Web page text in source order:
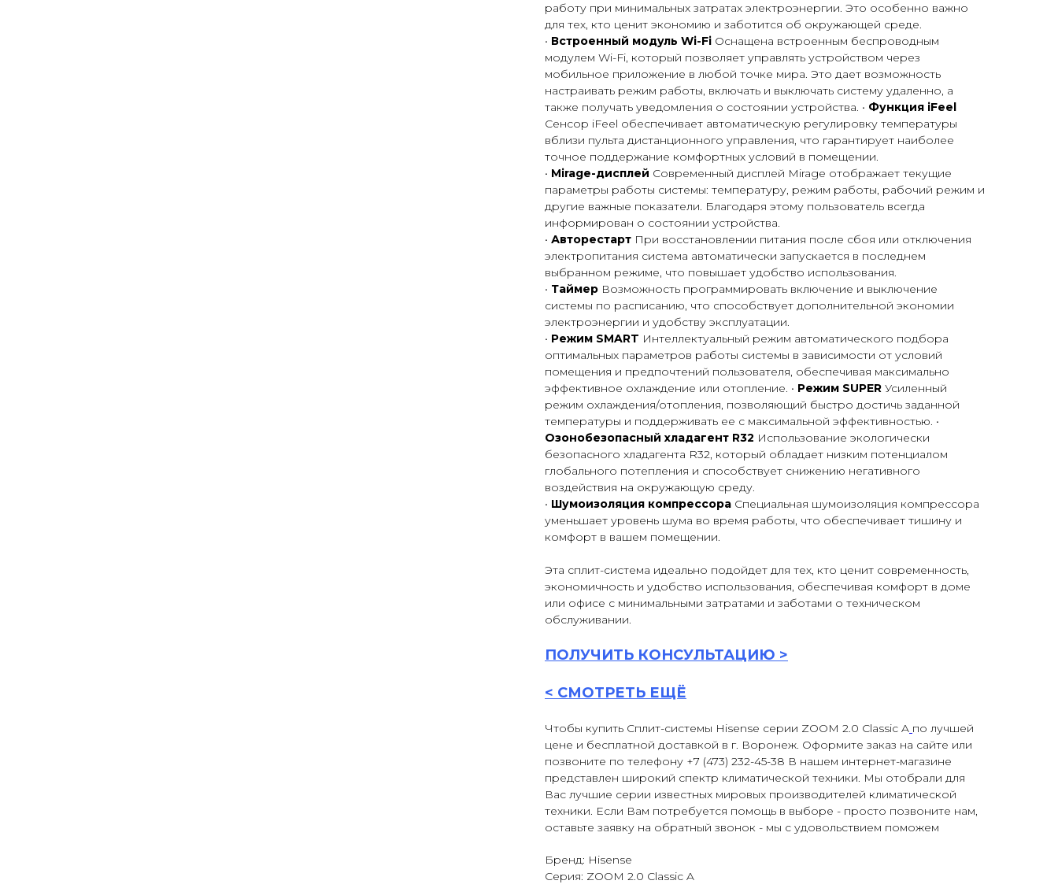
работу при минимальных затратах электроэнергии. Это особенно важно
для тех, кто ценит экономию и заботится об окружающей среде.
• Встроенный модуль Wi-Fi Оснащена встроенным беспроводным
модулем Wi-Fi, который позволяет управлять устройством через
мобильное приложение в любой точке мира. Это дает возможность
настраивать режим работы, включать и выключать систему удаленно, а
также получать уведомления о состоянии устройства. • Функция iFeel
Сенсор iFeel обеспечивает автоматическую регулировку температуры
вблизи пульта дистанционного управления, что гарантирует наиболее
точное поддержание комфортных условий в помещении.
• Mirage-дисплей Современный дисплей Mirage отображает текущие
параметры работы системы: температуру, режим работы, рабочий режим и
другие важные показатели. Благодаря этому пользователь всегда
информирован о состоянии устройства.
• Авторестарт При восстановлении питания после сбоя или отключения
электропитания система автоматически запускается в последнем
выбранном режиме, что повышает удобство использования.
• Таймер Возможность программировать включение и выключение
системы по расписанию, что способствует дополнительной экономии
электроэнергии и удобству эксплуатации.
• Режим SMART Интеллектуальный режим автоматического подбора
оптимальных параметров работы системы в зависимости от условий
помещения и предпочтений пользователя, обеспечивая максимально
эффективное охлаждение или отопление. • Режим SUPER Усиленный
режим охлаждения/отопления, позволяющий быстро достичь заданной
температуры и поддерживать ее с максимальной эффективностью. •
Озонобезопасный хладагент R32 Использование экологически
безопасного хладагента R32, который обладает низким потенциалом
глобального потепления и способствует снижению негативного
воздействия на окружающую среду.
• Шумоизоляция компрессора Специальная шумоизоляция компрессора
уменьшает уровень шума во время работы, что обеспечивает тишину и
комфорт в вашем помещении.
Эта сплит-система идеально подойдет для тех, кто ценит современность,
экономичность и удобство использования, обеспечивая комфорт в доме
или офисе с минимальными затратами и заботами о техническом
обслуживании.
ПОЛУЧИТЬ КОНСУЛЬТАЦИЮ >
< СМОТРЕТЬ ЕЩЁ
Чтобы купить Сплит-системы Hisense серии ZOOM 2.0 Classic A по лучшей
цене и бесплатной доставкой в г. Воронеж. Оформите заказ на сайте или
позвоните по телефону +7 (473) 232-45-38 В нашем интернет-магазине
представлен широкий спектр климатической техники. Мы отобрали для
Вас лучшие серии известных мировых производителей климатической
техники. Если Вам потребуется помощь в выборе - просто позвоните нам,
оставьте заявку на обратный звонок - мы с удовольствием поможем
Бренд: Hisense
Серия: ZOOM 2.0 Classic A